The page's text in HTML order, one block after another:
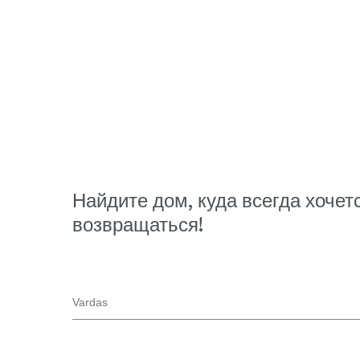
Найдите дом, куда всегда
возвращаться!